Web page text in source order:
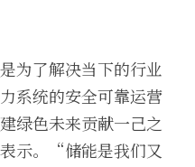
为了解决当下的行业
系统的安全可靠运营
绿色未来贡献一己之
示。“储能是我们又